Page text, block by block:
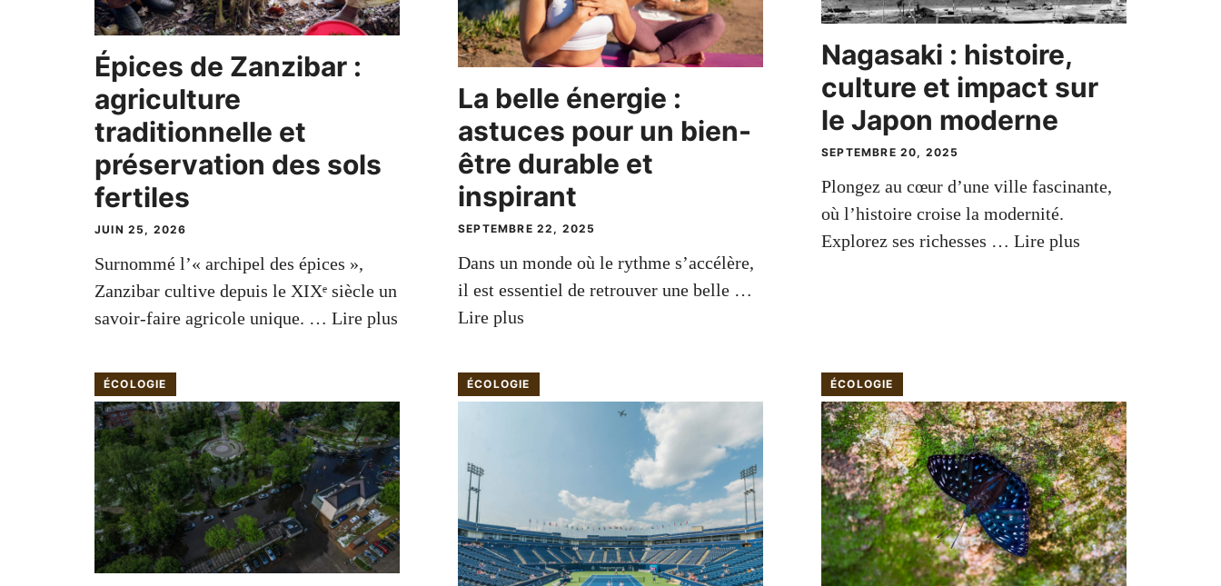
Épices de Zanzibar :
agriculture
traditionnelle et
préservation des sols
fertiles
JUIN 25, 2026
Surnommé l’« archipel des épices »,
Zanzibar cultive depuis le XIXᵉ siècle un
savoir-faire agricole unique. … Lire plus
La belle énergie :
astuces pour un bien-
être durable et
inspirant
SEPTEMBRE 22, 2025
Dans un monde où le rythme s’accélère,
il est essentiel de retrouver une belle …
Lire plus
Nagasaki : histoire,
culture et impact sur
le Japon moderne
SEPTEMBRE 20, 2025
Plongez au cœur d’une ville fascinante,
où l’histoire croise la modernité.
Explorez ses richesses … Lire plus
ÉCOLOGIE ÉCOLOGIE ÉCOLOGIE